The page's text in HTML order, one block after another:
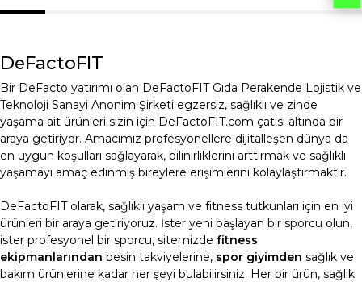
DeFactoFIT
Bir DeFacto yatırımı olan DeFactoFIT Gıda Perakende Lojistik ve
Teknoloji Sanayi Anonim Şirketi egzersiz, sağlıklı ve zinde
yaşama ait ürünleri sizin için DeFactoFIT.com çatısı altında bir
araya getiriyor. Amacımız profesyonellere dijitalleşen dünya da
en uygun koşulları sağlayarak, bilinirliklerini arttırmak ve sağlıklı
yaşamayı amaç edinmiş bireylere erişimlerini kolaylaştırmaktır.
DeFactoFIT olarak, sağlıklı yaşam ve fitness tutkunları için en iyi
ürünleri bir araya getiriyoruz. İster yeni başlayan bir sporcu olun,
ister profesyonel bir sporcu, sitemizde fitness
ekipmanlarından besin takviyelerine, spor giyimden sağlık ve
bakım ürünlerine kadar her şeyi bulabilirsiniz. Her bir ürün, sağlık